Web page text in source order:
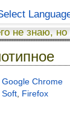
не знаю,
Google Chrome
Soft Firefox